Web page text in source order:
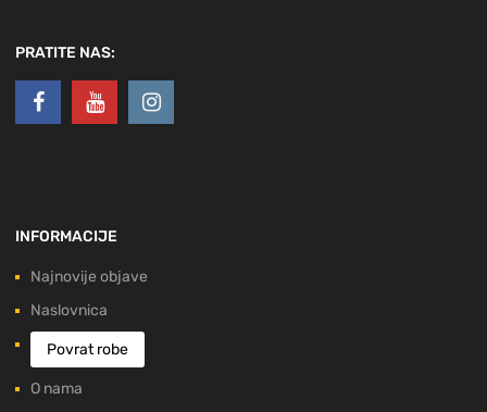
PRATITE NAS:
INFORMACIJE
Najnovije objave
Naslovnica
Povrat robe
O nama